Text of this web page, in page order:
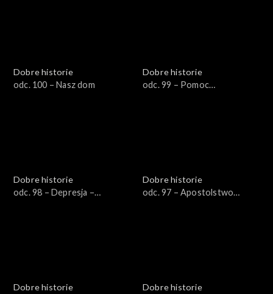
Dobre historie
odc. 100 – Nasz dom
Dobre historie
odc. 99 – Pomoc
Dobre historie
odc. 98 – Depresja –
Dobre historie
odc. 97 – Apostolstwo
Dobre historie
Dobre historie